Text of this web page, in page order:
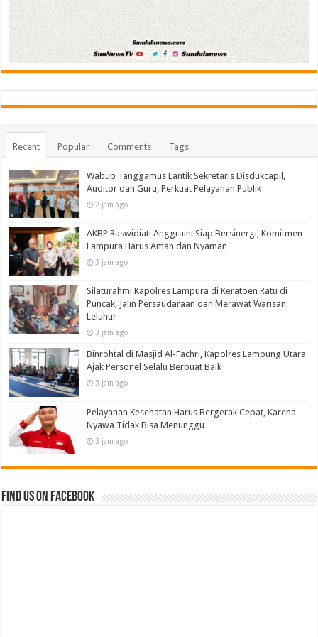
Recent Popular Comments Tags
Wabup Tanggamus Lantik Sekretaris Disdukcapil,
Auditor dan Guru, Perkuat Pelayanan Publik
2 jam ago
AKBP Raswidiati Anggraini Siap Bersinergi, Komitmen
Lampura Harus Aman dan Nyaman
3 jam ago
Silaturahmi Kapolres Lampura di Keratoen Ratu di
Puncak, Jalin Persaudaraan dan Merawat Warisan
Leluhur
3 jam ago
Binrohtal di Masjid Al-Fachri, Kapolres Lampung Utara
Ajak Personel Selalu Berbuat Baik
3 jam ago
Pelayanan Kesehatan Harus Bergerak Cepat, Karena
Nyawa Tidak Bisa Menunggu
3 jam ago
Find us on Facebook